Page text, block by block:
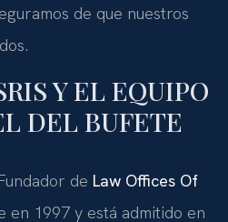
de que nuestros
Y EL EQUIPO
DEL BUFETE
de Law Offices Of
en 1997 y está admitido en